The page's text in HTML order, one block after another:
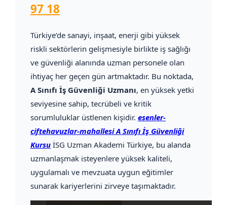
97 18
Türkiye’de sanayi, inşaat, enerji gibi yüksek
riskli sektörlerin gelişmesiyle birlikte iş sağlığı
ve güvenliği alanında uzman personele olan
ihtiyaç her geçen gün artmaktadır. Bu noktada,
A Sınıfı İş Güvenliği Uzmanı, en yüksek yetki
seviyesine sahip, tecrübeli ve kritik
sorumluluklar üstlenen kişidir. esenler-
ciftehavuzlar-mahallesi A Sınıfı İş Güvenliği
Kursu İSG Uzman Akademi Türkiye, bu alanda
uzmanlaşmak isteyenlere yüksek kaliteli,
uygulamalı ve mevzuata uygun eğitimler
sunarak kariyerlerini zirveye taşımaktadır.